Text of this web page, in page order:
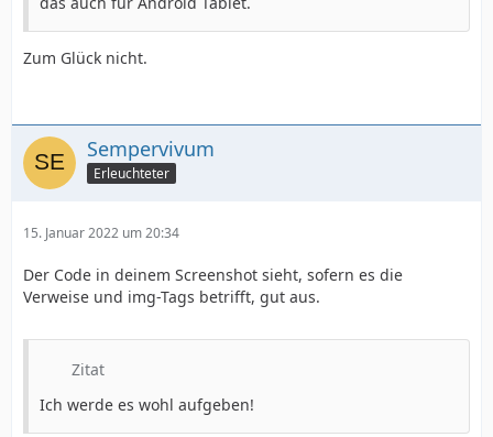
Zum Glück nicht.
Sempervivum
Erleuchteter
15. Januar 2022 um 20:34
Der Code in deinem Screenshot sieht, sofern es die
Verweise und img-Tags betrifft, gut aus.
Zitat
Ich werde es wohl aufgeben!